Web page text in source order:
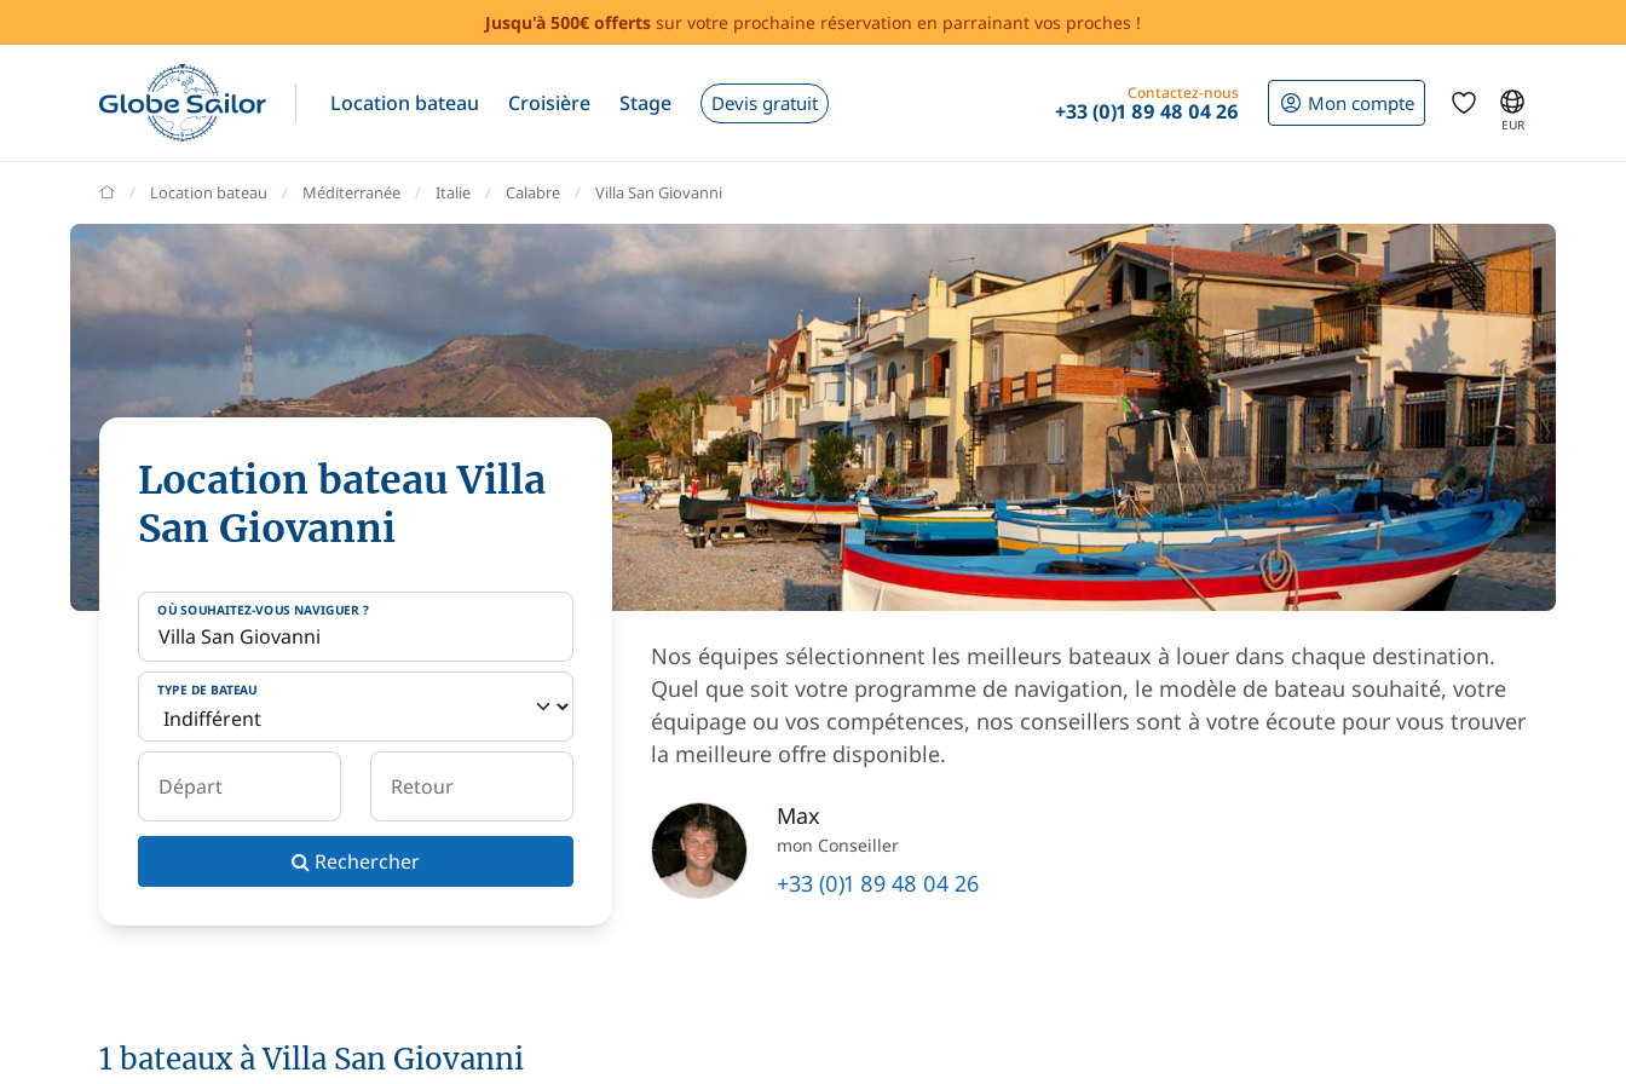
Jusqu'à 500€ offerts sur votre prochaine réservation en parrainant vos proches !
Location bateau Croisière Stage Devis gratuit Contactez-nous
+33 (0)1 89 48 04 26 Mon compte
EUR
GlobeSailor
Location bateau Méditerranée Italie Calabre Villa San Giovanni
Location bateau Villa
San Giovanni
OÙ SOUHAITEZ-VOUS NAVIGUER ?
TYPE DE BATEAU
Départ Retour
Rechercher
Nos équipes sélectionnent les meilleurs bateaux à louer dans chaque destination.
Quel que soit votre programme de navigation, le modèle de bateau souhaité, votre
équipage ou vos compétences, nos conseillers sont à votre écoute pour vous trouver
la meilleure offre disponible.
Max
mon Conseiller
+33 (0)1 89 48 04 26
1 bateaux à Villa San Giovanni